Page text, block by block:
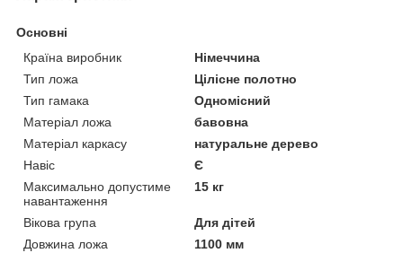
Основні
Країна виробник
Німеччина
Тип ложа
Цілісне полотно
Тип гамака
Одномісний
Матеріал ложа
бавовна
Матеріал каркасу
натуральне дерево
Навіс
Є
Максимально допустиме
навантаження
15 кг
Вікова група
Для дітей
Довжина ложа
1100 мм